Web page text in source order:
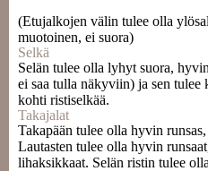
(Etujalkojen välin tulee olla
muotoinen, ei suora)
Selkä
Selän tulee olla lyhyt suora,
ei saa tulla näkyviin) ja sen tulee
kohti ristiselkää.
Takajalat
Takapään tulee olla hyvin
Lautasten tulee olla hyvin
lihaksikkaat. Selän ristin tulee